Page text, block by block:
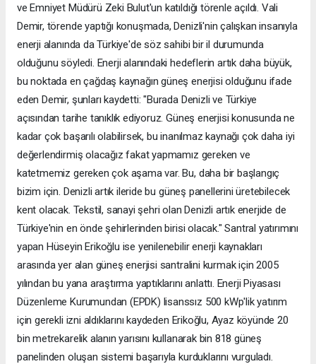
ve Emniyet Müdürü Zeki Bulut'un katıldığı törenle açıldı. Vali
Demir, törende yaptığı konuşmada, Denizli'nin çalışkan insanıyla
enerji alanında da Türkiye'de söz sahibi bir il durumunda
olduğunu söyledi. Enerji alanındaki hedeflerin artık daha büyük,
bu noktada en çağdaş kaynağın güneş enerjisi olduğunu ifade
eden Demir, şunları kaydetti: "Burada Denizli ve Türkiye
açısından tarihe tanıklık ediyoruz. Güneş enerjisi konusunda ne
kadar çok başarılı olabilirsek, bu inanılmaz kaynağı çok daha iyi
değerlendirmiş olacağız fakat yapmamız gereken ve
katetmemiz gereken çok aşama var. Bu, daha bir başlangıç
bizim için. Denizli artık ileride bu güneş panellerini üretebilecek
kent olacak. Tekstil, sanayi şehri olan Denizli artık enerjide de
Türkiye'nin en önde şehirlerinden birisi olacak." Santral yatırımını
yapan Hüseyin Erikoğlu ise yenilenebilir enerji kaynakları
arasında yer alan güneş enerjisi santralini kurmak için 2005
yılından bu yana araştırma yaptıklarını anlattı. Enerji Piyasası
Düzenleme Kurumundan (EPDK) lisanssız 500 kWp'lik yatırım
için gerekli izni aldıklarını kaydeden Erikoğlu, Ayaz köyünde 20
bin metrekarelik alanın yarısını kullanarak bin 818 güneş
panelinden oluşan sistemi başarıyla kurduklarını vurguladı.